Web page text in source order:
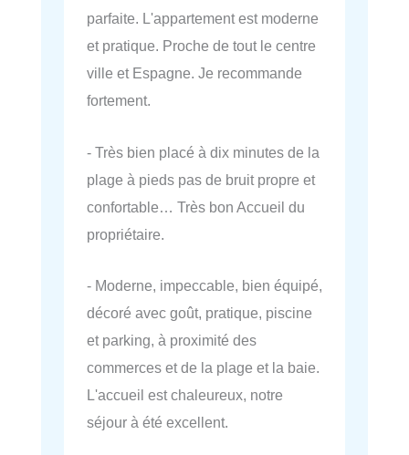
parfaite. L'appartement est moderne
et pratique. Proche de tout le centre
ville et Espagne. Je recommande
fortement.
- Très bien placé à dix minutes de la
plage à pieds pas de bruit propre et
confortable… Très bon Accueil du
propriétaire.
- Moderne, impeccable, bien équipé,
décoré avec goût, pratique, piscine
et parking, à proximité des
commerces et de la plage et la baie.
L'accueil est chaleureux, notre
séjour à été excellent.